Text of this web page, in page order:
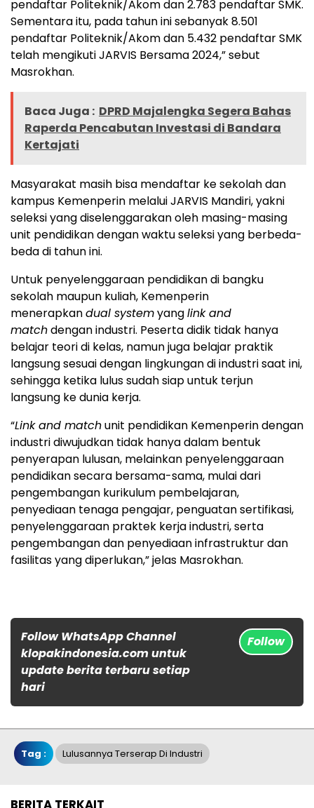
pendaftar Politeknik/Akom dan 2.783 pendaftar SMK.
Sementara itu, pada tahun ini sebanyak 8.501
pendaftar Politeknik/Akom dan 5.432 pendaftar SMK
telah mengikuti JARVIS Bersama 2024,” sebut
Masrokhan.
Baca Juga : DPRD Majalengka Segera Bahas
Raperda Pencabutan Investasi di Bandara
Kertajati
Masyarakat masih bisa mendaftar ke sekolah dan
kampus Kemenperin melalui JARVIS Mandiri, yakni
seleksi yang diselenggarakan oleh masing-masing
unit pendidikan dengan waktu seleksi yang berbeda-
beda di tahun ini.
Untuk penyelenggaraan pendidikan di bangku
sekolah maupun kuliah, Kemenperin
menerapkandual systemyanglink and
matchdengan industri. Peserta didik tidak hanya
belajar teori di kelas, namun juga belajar praktik
langsung sesuai dengan lingkungan di industri saat ini,
sehingga ketika lulus sudah siap untuk terjun
langsung ke dunia kerja.
“Link and matchunit pendidikan Kemenperin dengan
industri diwujudkan tidak hanya dalam bentuk
penyerapan lulusan, melainkan penyelenggaraan
pendidikan secara bersama-sama, mulai dari
pengembangan kurikulum pembelajaran,
penyediaan tenaga pengajar, penguatan sertifikasi,
penyelenggaraan praktek kerja industri, serta
pengembangan dan penyediaan infrastruktur dan
fasilitas yang diperlukan,” jelas Masrokhan.
Follow WhatsApp Channel
klopakindonesia.com untuk
update berita terbaru setiap
hari
Follow
Tag : Lulusannya Terserap Di Industri
BERITA TERKAIT